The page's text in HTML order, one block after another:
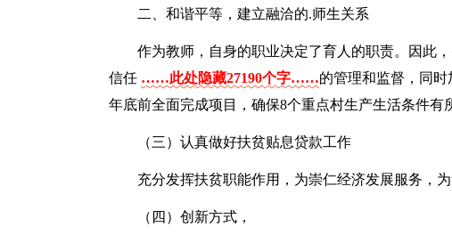
二、和谐平等，建立融洽的.师生关系
作为教师，自身的职业决定了育人的职责。因此
信任 ……此处隐藏27190个字……的管理和监督，同时
年底前全面完成项目，确保8个重点村生产生活条件有
（三）认真做好扶贫贴息贷款工作
充分发挥扶贫职能作用，为崇仁经济发展服务，
（四）创新方式，